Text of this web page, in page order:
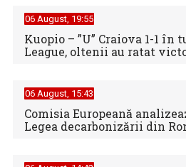
06 August, 19:55
Kuopio – ”U” Craiova 1-1 în
League, oltenii au ratat
06 August, 15:43
Comisia Europeană
Legea decarbonizării din